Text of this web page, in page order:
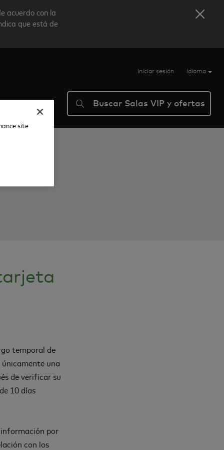
acuerdo con la
que está de
Iniciar sesión Idioma
Buscar Salas VIP y ofertas
temporal de
una
de verificar su
10 días
por
con los
site